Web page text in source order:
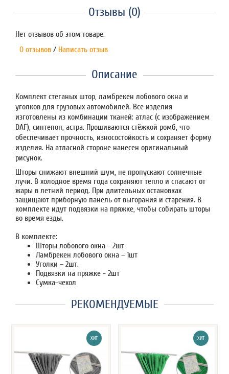
Отзывы (0)
Нет отзывов об этом товаре.
0 отзывов / Написать отзыв
Описание
Комплект стеганых штор, ламбрекен лобового окна и
уголков для грузовых автомобилей. Все изделия
изготовлены из комбинации тканей: атлас (с изображением
DAF), синтепон, астра. Прошиваются стёжкой ромб, что
обеспечивает прочность, износостойкость и сохраняет форму
изделия. На атласной стороне нанесен оригинальный
рисунок.
Шторы снижают внешний шум, не пропускают солнечные
лучи. В холодное время года сохраняют тепло и спасают от
жары в летний период. При длительных остановках
защищают приборную панель от выгорания и старения. В
комплекте идут подвязки на пряжке, чтобы собирать шторы
во время езды.
В комплекте:
Шторы лобового окна - 2шт
Ламбрекен лобового окна – 1шт
Уголки – 2шт.
Подвязки на пряжке - 2шт
Сумка-чехол
РЕКОМЕНДУЕМЫЕ
ХИТ ХИТ